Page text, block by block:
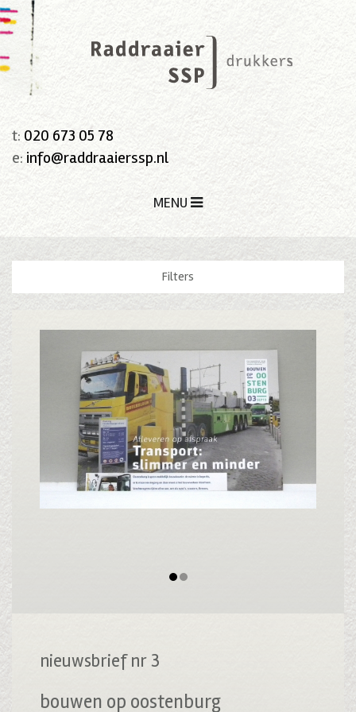
t: 020 673 05 78
e: info@raddraaierssp.nl
MENU
Filters
nieuwsbrief nr 3
bouwen op oostenburg